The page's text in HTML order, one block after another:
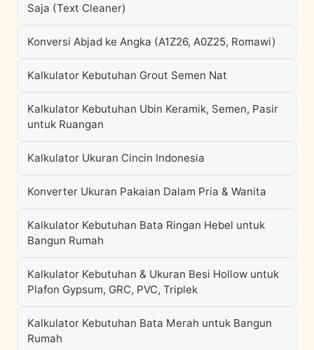
Saja (Text Cleaner)
Konversi Abjad ke Angka (A1Z26, A0Z25, Romawi)
Kalkulator Kebutuhan Grout Semen Nat
Kalkulator Kebutuhan Ubin Keramik, Semen, Pasir
untuk Ruangan
Kalkulator Ukuran Cincin Indonesia
Konverter Ukuran Pakaian Dalam Pria & Wanita
Kalkulator Kebutuhan Bata Ringan Hebel untuk
Bangun Rumah
Kalkulator Kebutuhan & Ukuran Besi Hollow untuk
Plafon Gypsum, GRC, PVC, Triplek
Kalkulator Kebutuhan Bata Merah untuk Bangun
Rumah